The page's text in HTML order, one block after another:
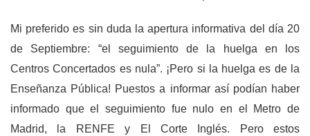
Mi preferido es sin duda la apertura informativa del día 20
de Septiembre: “el seguimiento de la huelga en los
Centros Concertados es nula”. ¡Pero si la huelga es de la
Enseñanza Pública! Puestos a informar así podían haber
informado que el seguimiento fue nulo en el Metro de
Madrid, la RENFE y El Corte Inglés. Pero estos